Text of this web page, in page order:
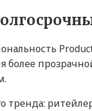
более
тренда: